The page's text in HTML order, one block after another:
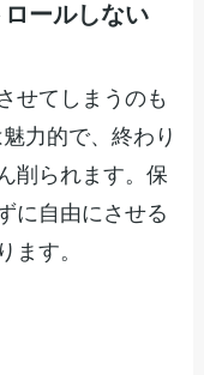
ールしない
せてしまうのも
力的で、終わり
削られます。保
に自由にさせる
ます。